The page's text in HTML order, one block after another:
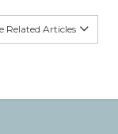
Related Articles